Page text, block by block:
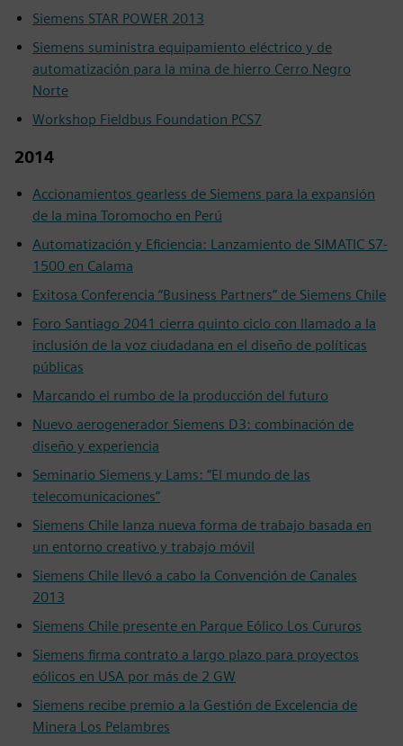
Siemens STAR POWER 2013
Siemens suministra equipamiento eléctrico y de
automatización para la mina de hierro Cerro Negro
Norte
Workshop Fieldbus Foundation PCS7
2014
Accionamientos gearless de Siemens para la expansión
de la mina Toromocho en Perú
Automatización y Eficiencia: Lanzamiento de SIMATIC S7-
1500 en Calama
Exitosa Conferencia “Business Partners” de Siemens Chile
Foro Santiago 2041 cierra quinto ciclo con llamado a la
inclusión de la voz ciudadana en el diseño de políticas
públicas
Marcando el rumbo de la producción del futuro
Nuevo aerogenerador Siemens D3: combinación de
diseño y experiencia
Seminario Siemens y Lams: “El mundo de las
telecomunicaciones”
Siemens Chile lanza nueva forma de trabajo basada en
un entorno creativo y trabajo móvil
Siemens Chile llevó a cabo la Convención de Canales
2013
Siemens Chile presente en Parque Eólico Los Cururos
Siemens firma contrato a largo plazo para proyectos
eólicos en USA por más de 2 GW
Siemens recibe premio a la Gestión de Excelencia de
Minera Los Pelambres